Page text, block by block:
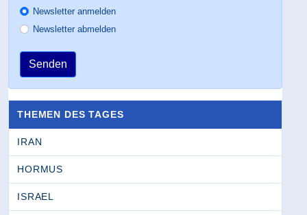
Newsletter anmelden
Newsletter abmelden
Senden
THEMEN DES TAGES
IRAN
HORMUS
ISRAEL